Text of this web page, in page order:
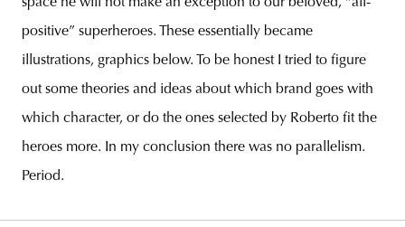
positive” superheroes. These essentially became
illustrations, graphics below. To be honest I tried to figure
out some theories and ideas about which brand goes with
which character, or do the ones selected by Roberto fit the
heroes more. In my conclusion there was no parallelism.
Period.